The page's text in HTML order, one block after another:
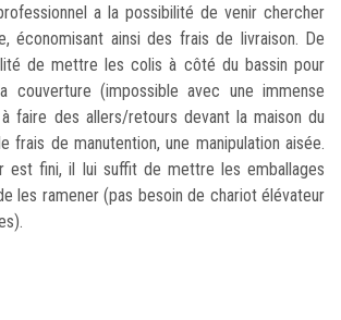
a la possibilité de venir chercher
économisant ainsi des frais de livraison. De
de mettre les colis à côté du bassin pour
couverture (impossible avec une immense
à faire des allers/retours devant la maison du
frais de manutention, une manipulation aisée.
est fini, il lui suffit de mettre les emballages
les ramener (pas besoin de chariot élévateur